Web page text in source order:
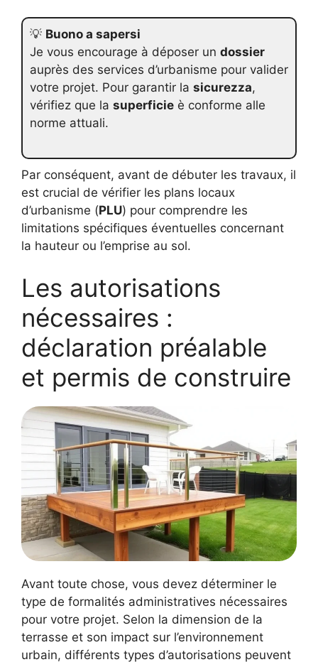
💡 Buono a sapersi
Je vous encourage à déposer un dossier
auprès des services d’urbanisme pour valider
votre projet. Pour garantir la sicurezza,
vérifiez que la superficie è conforme alle
norme attuali.
Par conséquent, avant de débuter les travaux, il
est crucial de vérifier les plans locaux
d’urbanisme (PLU) pour comprendre les
limitations spécifiques éventuelles concernant
la hauteur ou l’emprise au sol.
Les autorisations
nécessaires :
déclaration préalable
et permis de construire
Avant toute chose, vous devez déterminer le
type de formalités administratives nécessaires
pour votre projet. Selon la dimension de la
terrasse et son impact sur l’environnement
urbain, différents types d’autorisations peuvent